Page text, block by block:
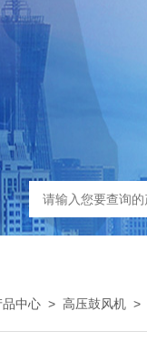
品中心 > 高压鼓风机 >